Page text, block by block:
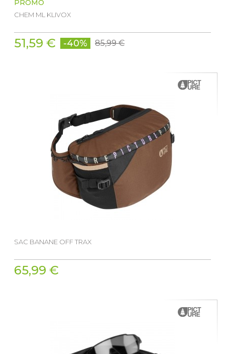
PROMO
CHEM ML KLIVOX
51,59 € -40% 85,99 €
SAC BANANE OFF TRAX
65,99 €